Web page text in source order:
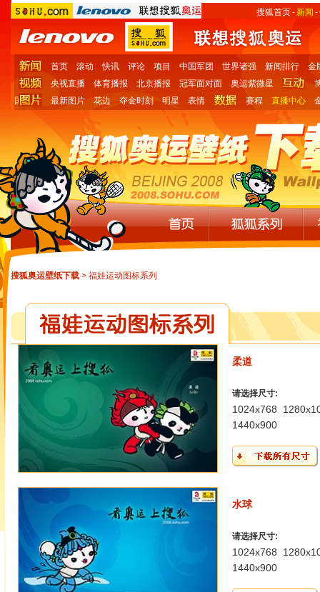
搜狐首页- 新闻 -
首页 滚动 快讯 评论 项目 中国军团 世界诸强 新闻排行
金
央视直播
体育播报 北京播报 冠军面对面 奥运紫微星
国
最新图片 花边 夺金时刻 明星 表情 赛程 直播中心
搜狐奥运壁纸下载 > 福娃运动图标系列
柔道
请选择尺寸:
1024x768
1440x900
水球
请选择尺寸:
1024x768
1440x900